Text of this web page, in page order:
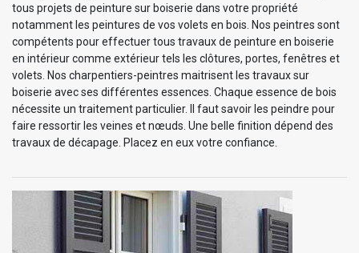
tous projets de peinture sur boiserie dans votre propriété
notamment les peintures de vos volets en bois. Nos peintres sont
compétents pour effectuer tous travaux de peinture en boiserie
en intérieur comme extérieur tels les clôtures, portes, fenêtres et
volets. Nos charpentiers-peintres maitrisent les travaux sur
boiserie avec ses différentes essences. Chaque essence de bois
nécessite un traitement particulier. Il faut savoir les peindre pour
faire ressortir les veines et nœuds. Une belle finition dépend des
travaux de décapage. Placez en eux votre confiance.